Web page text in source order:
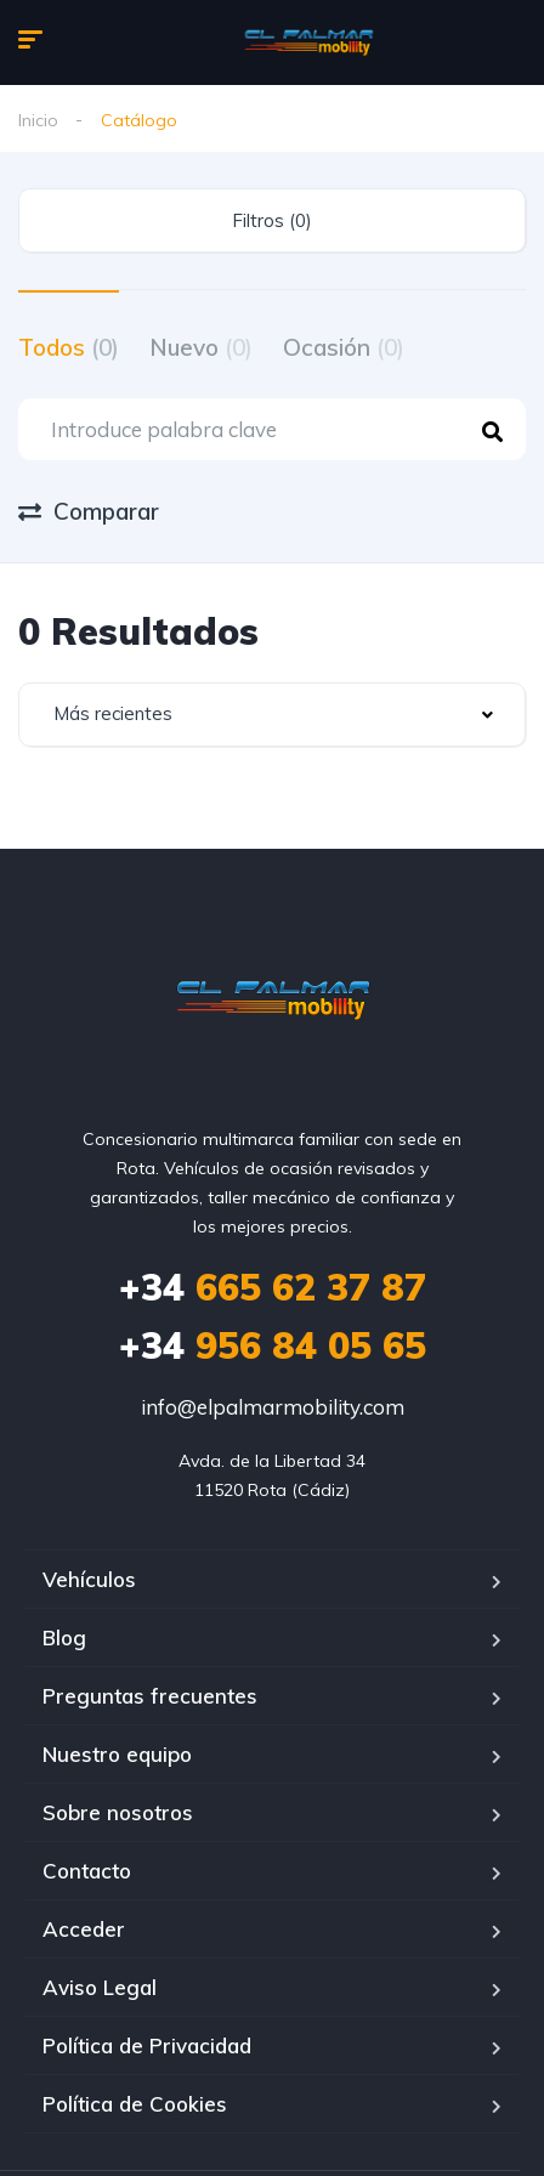
Inicio Catálogo
Filtros (0)
Todos (0) Nuevo (0) Ocasión (0)
Comparar
0 Resultados
Más recientes
Concesionario multimarca familiar con sede en
Rota. Vehículos de ocasión revisados y
garantizados, taller mecánico de confianza y
los mejores precios.
+34665 62 37 87
+34956 84 05 65
info@elpalmarmobility.com
Avda. de la Libertad 34
11520 Rota (Cádiz)
Vehículos
Blog
Preguntas frecuentes
Nuestro equipo
Sobre nosotros
Contacto
Acceder
Aviso Legal
Política de Privacidad
Política de Cookies